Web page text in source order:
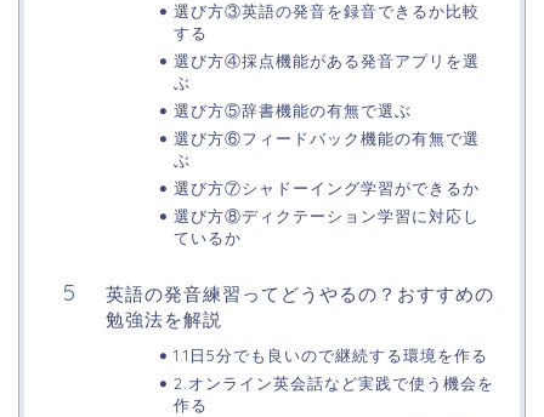
選び方③英語の発音を録音できるか比較
する
選び方④採点機能がある発音アプリを選
ぶ
選び方⑤辞書機能の有無で選ぶ
選び方⑥フィードバック機能の有無で選
ぶ
選び方⑦シャドーイング学習ができるか
選び方⑧ディクテーション学習に対応し
ているか
英語の発音練習ってどうやるの？おすすめの
勉強法を解説
1.1日5分でも良いので継続する環境を作る
2.オンライン英会話など実践で使う機会を
作る